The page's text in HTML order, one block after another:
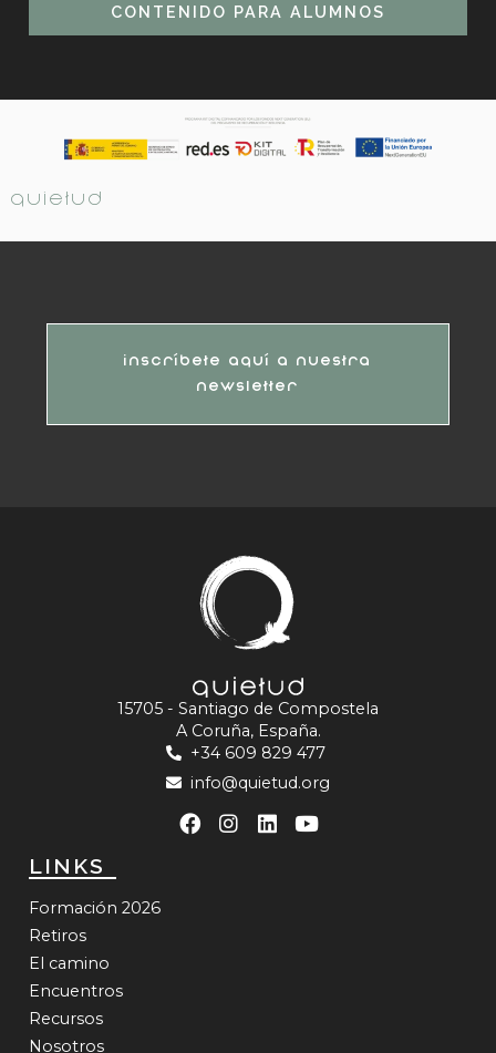
CONTENIDO PARA ALUMNOS
Quietud
Inscríbete aquí a nuestra
newsletter
15705 - Santiago de Compostela
A Coruña, España.
+34 609 829 477
info@quietud.org
LINKS
Formación 2026
Retiros
El camino
Encuentros
Recursos
Nosotros